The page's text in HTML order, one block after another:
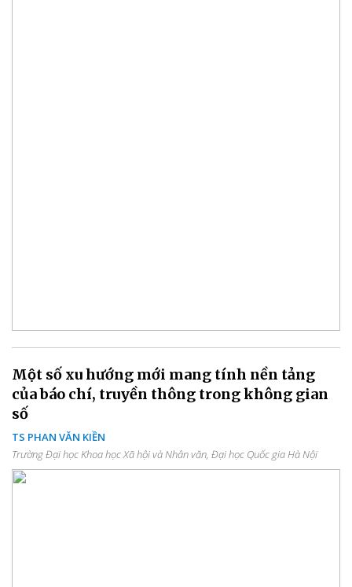
Một số xu hướng mới mang tính nền tảng
của báo chí, truyền thông trong không gian
số
TS PHAN VĂN KIỀN
Trường Đại học Khoa học Xã hội và Nhân văn, Đại học Quốc gia Hà Nội